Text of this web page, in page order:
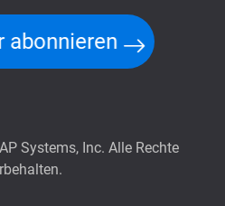
abonnieren
Systems, Inc. Alle Rechte